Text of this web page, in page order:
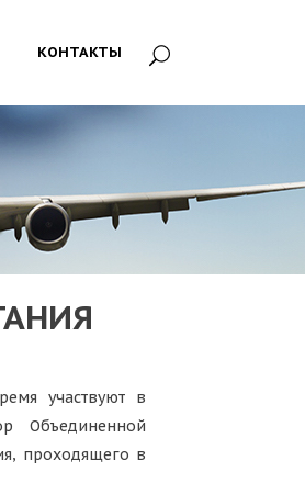
КОНТАКТЫ
участвуют в
Объединенной
проходящего в